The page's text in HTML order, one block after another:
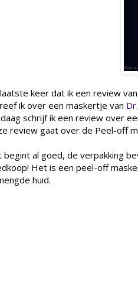
keer dat ik een review
ik over een maskertje van
schrijf ik een review over
review gaat over de Peel-off
begint al goed, de verpakking
Het is een peel-off
huid.